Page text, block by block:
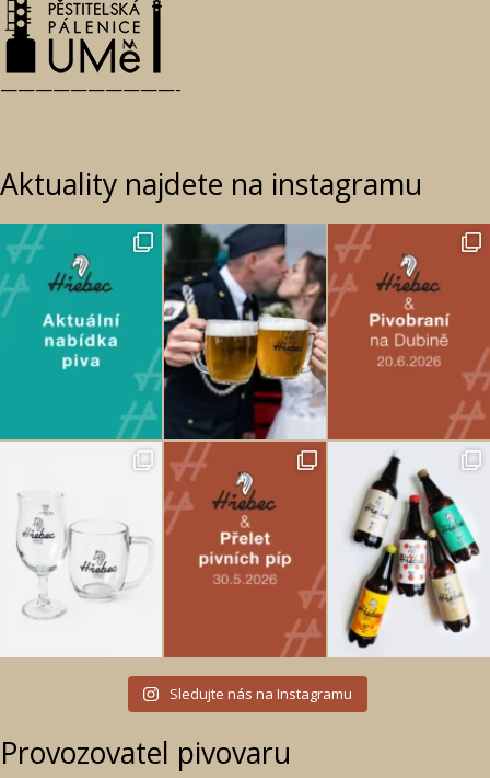
——————————-
Aktuality najdete na instagramu
Sle­duj­te nás na Instagramu
Provozovatel pivovaru